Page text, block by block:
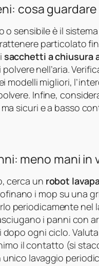
cosa guardare
o sensibile è il
particolato
sacchetti a chiusura
nell’aria.
modelli migliori,
Infine,
sicuri e a basso
meno mani in
cerca un robot
i mop su una
periodicamente nel
i panni con
ogni ciclo.
il contatto (si
lavaggio